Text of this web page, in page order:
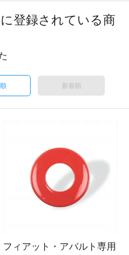
に登録されている商
新着順
フィアット・アバルト専用